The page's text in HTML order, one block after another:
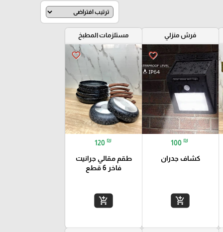
فرش منزلي
favorite_border
100 ₪
كشاف جدران
add_shopping_cart
مستلزمات المطبخ
favorite_border
120 ₪
طقم مقالي جرانيت
فاخر 6 قطع
add_shopping_cart